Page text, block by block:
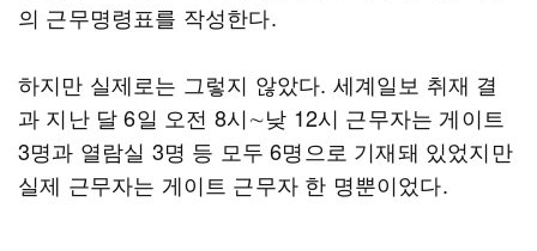
의 근무명령표를 작성한다.
하지만 실제로는 그렇지 않았다. 세계일보 취재 결
과 지난 달 6일 오전 8시∼낮 12시 근무자는 게이트
3명과 열람실 3명 등 모두 6명으로 기재돼 있었지만
실제 근무자는 게이트 근무자 한 명뿐이었다.